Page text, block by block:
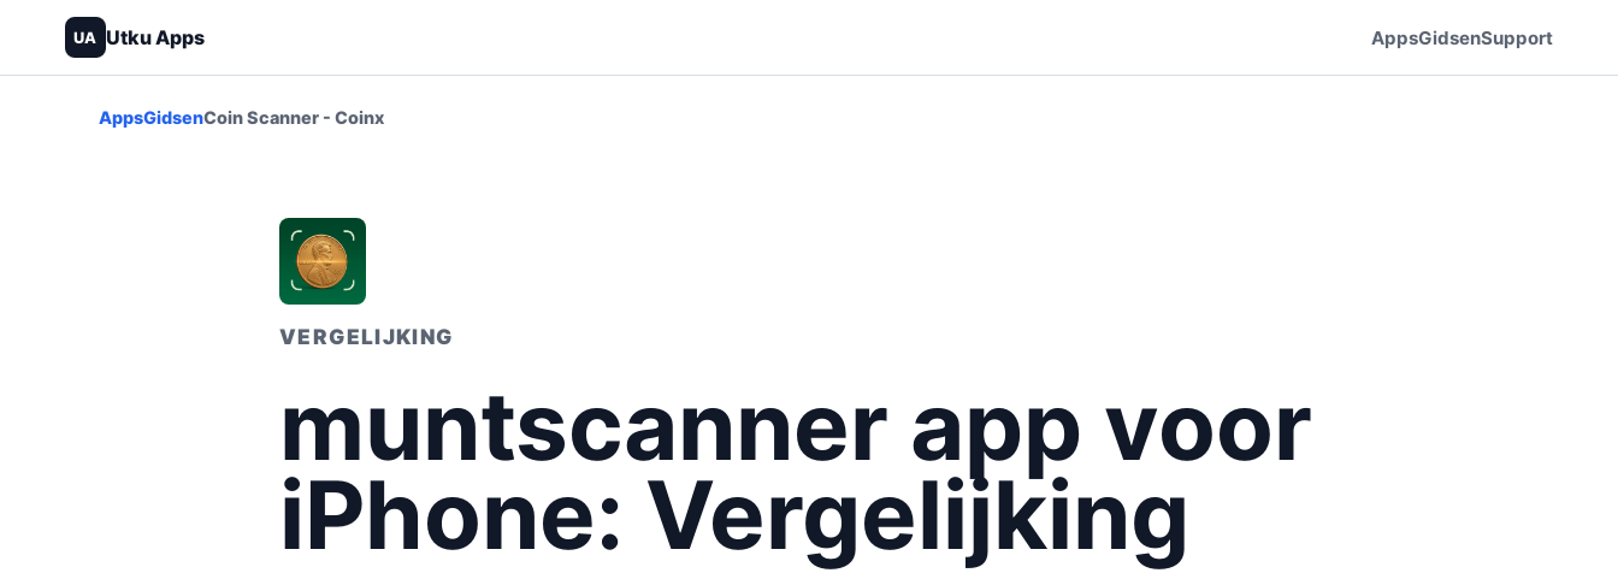
UA Utku Apps AppsGidsenSupport
AppsGidsenCoin Scanner - Coinx
VERGELIJKING
muntscanner app voor
iPhone: Vergelijking